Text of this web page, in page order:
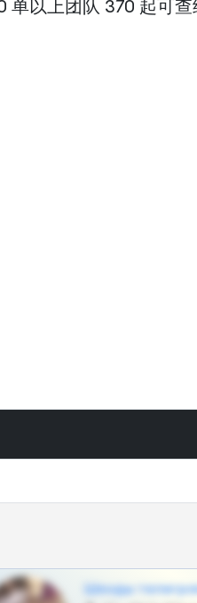
以上团队 370 起可
Шкоды